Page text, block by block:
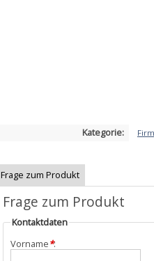
Kategorie:
Frage zum Produkt
Frage zum Produkt
Kontaktdaten
Vorname*: